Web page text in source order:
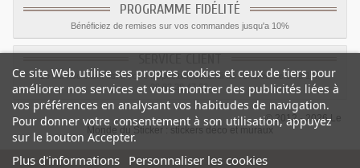
PROGRAMME FIDÉLITÉ
Bénéficiez de remises sur vos commandes jusqu'a 10%
Le service client est a votre disposition du lundi au vendredi de 8h à 17h
09.82.28.47.69.
© 2012 - 2026 Le
Monde du Sticker :
stickers déco et muraux
Ce site Web utilise ses propres cookies et ceux de tiers pour
améliorer nos services et vous montrer des publicités liées à
vos préférences en analysant vos habitudes de navigation.
Pour donner votre consentement à son utilisation, appuyez
sur le bouton Accepter.
Plus d'informations Personnaliser les cookies